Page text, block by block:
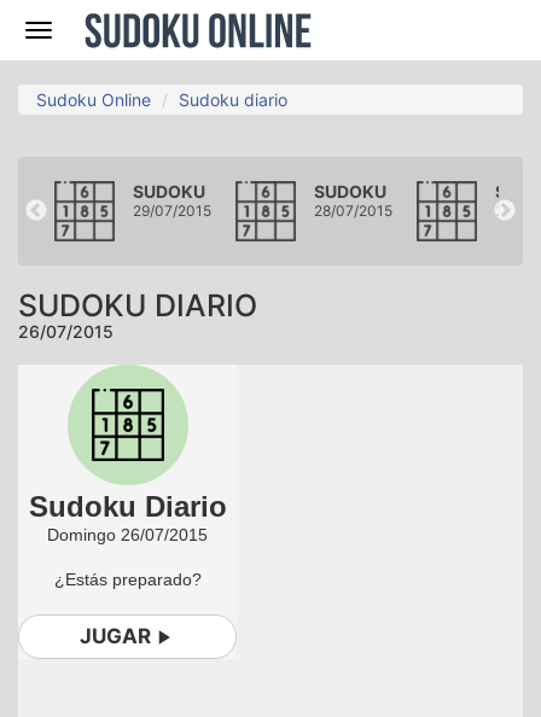
Navegación
Sudoku Online Sudoku diario
SUDOKU
29/07/2015
SUDOKU
28/07/2015 27/
SUDOKU DIARIO
26/07/2015
Sudoku Diario
Domingo 26/07/2015
¿Estás preparado?
JUGAR